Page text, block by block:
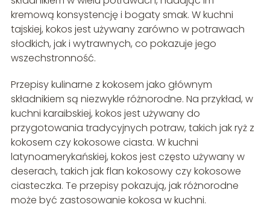
kremową konsystencję i bogaty smak. W kuchni
tajskiej, kokos jest używany zarówno w potrawach
słodkich, jak i wytrawnych, co pokazuje jego
wszechstronność.
Przepisy kulinarne z kokosem jako głównym
składnikiem są niezwykle różnorodne. Na przykład, w
kuchni karaibskiej, kokos jest używany do
przygotowania tradycyjnych potraw, takich jak ryż z
kokosem czy kokosowe ciasta. W kuchni
latynoamerykańskiej, kokos jest często używany w
deserach, takich jak flan kokosowy czy kokosowe
ciasteczka. Te przepisy pokazują, jak różnorodne
może być zastosowanie kokosa w kuchni.